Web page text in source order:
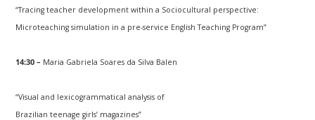
“Tracing teacher development within a Sociocultural perspective:
Microteaching simulation in a pre-service English Teaching Program”
14:30 – Maria Gabriela Soares da Silva Balen
“Visual and lexicogrammatical analysis of
Brazilian teenage girls’ magazines”